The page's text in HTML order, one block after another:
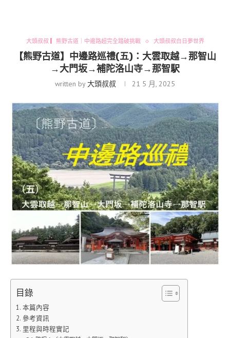
大頭叔叔 ▎熊野古道｜中邊路超完全踏破挑戰 大頭叔叔白日夢世界
【熊野古道】中邊路巡禮(五)：大雲取越→那智山
→大門坂→補陀洛山寺→那智駅
written by大頭叔叔 21 5 月, 2025
目錄
本篇內容
參考資訊
里程與時程實記